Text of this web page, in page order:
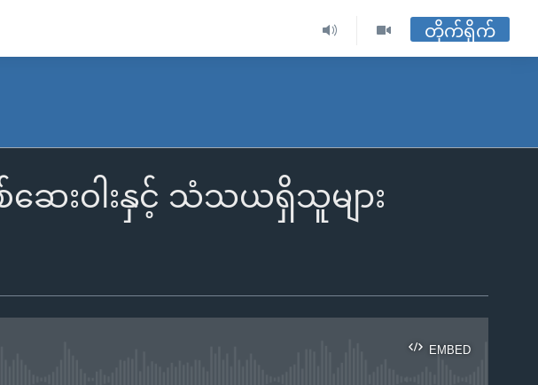
တိုက်ရိုက်
စ်ဆေးဝါးနှင့် သံသယရှိသူများ
EMBED